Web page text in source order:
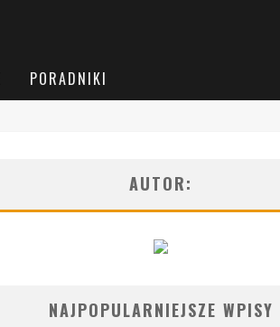
PORADNIKI
AUTOR:
NAJPOPULARNIEJSZE WPISY